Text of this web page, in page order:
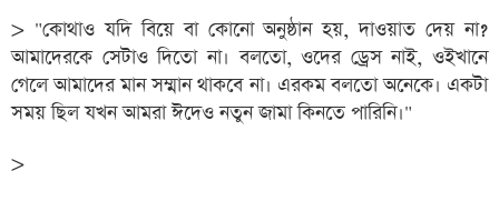
> "কোথাও যদি বিয়ে বা কোনো অনুষ্ঠান হয়, দাওয়াত দেয় না?
আমাদেরকে সেটাও দিতো না। বলতো, ওদের ড্রেস নাই, ওইখানে
গেলে আমাদের মান সম্মান থাকবে না। এরকম বলতো অনেকে। একটা
সময় ছিল যখন আমরা ঈদেও নতুন জামা কিনতে পারিনি।"
>